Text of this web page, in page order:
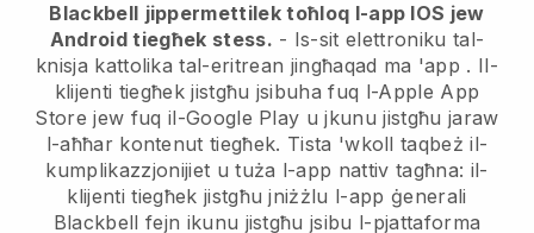
Blackbell jippermettilek toħloq l-app IOS jew
Android tiegħek stess. - Is-sit elettroniku tal-
knisja kattolika tal-eritrean jingħaqad ma 'app . Il-
klijenti tiegħek jistgħu jsibuha fuq l-Apple App
Store jew fuq il-Google Play u jkunu jistgħu jaraw
l-aħħar kontenut tiegħek. Tista 'wkoll taqbeż il-
kumplikazzjonijiet u tuża l-app nattiv tagħna: il-
klijenti tiegħek jistgħu jniżżlu l-app ġenerali
Blackbell fejn ikunu jistgħu jsibu l-pjattaforma